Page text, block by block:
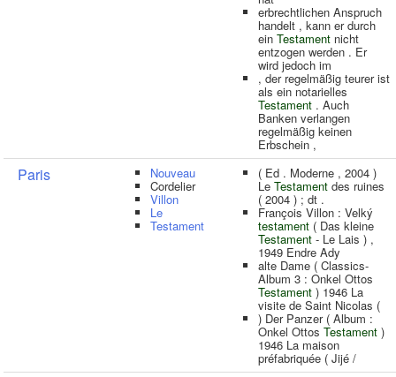
erbrechtlichen Anspruch
handelt , kann er durch
ein Testament nicht
entzogen werden . Er
wird jedoch im
, der regelmäßig teurer ist
als ein notarielles
Testament . Auch
Banken verlangen
regelmäßig keinen
Erbschein ,
Paris Nouveau
Cordelier
Villon
Le
Testament
( Ed . Moderne , 2004 )
Le Testament des ruines
( 2004 ) ; dt .
François Villon : Velký
testament ( Das kleine
Testament- Le Lais ) ,
1949 Endre Ady
alte Dame ( Classics-
Album 3 : Onkel Ottos
Testament ) 1946 La
visite de Saint Nicolas (
) Der Panzer ( Album :
Onkel Ottos Testament )
1946 La maison
préfabriquée ( Jijé /